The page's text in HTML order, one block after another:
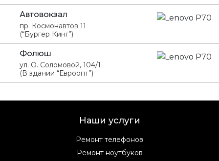
Автовокзал
пр. Космонавтов 11
(“Бургер Кинг”)
Фолюш
ул. О. Соломовой, 104/1
(В здании “Евроопт”)
Наши услуги
Ремонт телефонов
Ремонт ноутбуков